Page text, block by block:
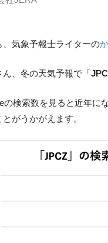
、気象予報士ライターの
ん、冬の天気予報で「
の検索数を見ると近年に
とがうかがえます。